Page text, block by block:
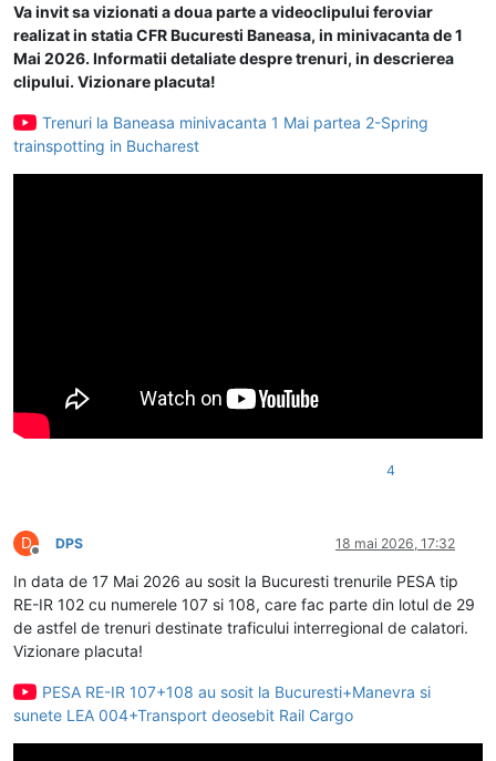
Va invit sa vizionati a doua parte a videoclipului feroviar
realizat in statia CFR Bucuresti Baneasa, in minivacanta de 1
Mai 2026. Informatii detaliate despre trenuri, in descrierea
clipului. Vizionare placuta!
Trenuri la Baneasa minivacanta 1 Mai partea 2-Spring
trainspotting in Bucharest
4
D
Deconectat
DPS 18 mai 2026, 17:32
In data de 17 Mai 2026 au sosit la Bucuresti trenurile PESA tip
RE-IR 102 cu numerele 107 si 108, care fac parte din lotul de 29
de astfel de trenuri destinate traficului interregional de calatori.
Vizionare placuta!
PESA RE-IR 107+108 au sosit la Bucuresti+Manevra si
sunete LEA 004+Transport deosebit Rail Cargo